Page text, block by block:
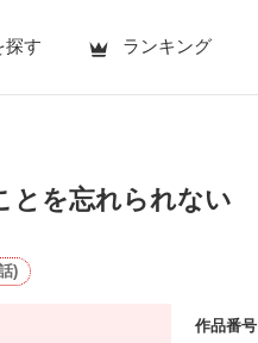
探す ランキング
とを忘れられない
)
作品番号